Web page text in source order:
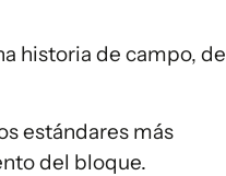
historia de campo, de
estándares más
del bloque.